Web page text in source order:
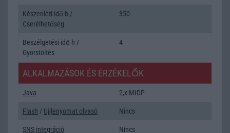
Készenléti idő h /
Cserélhetőség
350
Beszélgetési idő h /
Gyorstöltés
4
ALKALMAZÁSOK ÉS ÉRZÉKELŐK
Java 2,x MIDP
Flash / Ujjlenyomat olvasó Nincs
SNS integráció Nincs